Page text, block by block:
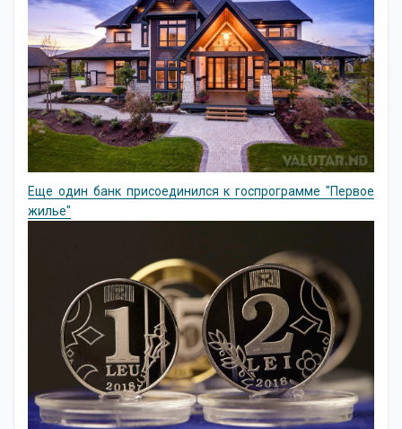
Еще один банк присоединился к госпрограмме "Первое
жилье"